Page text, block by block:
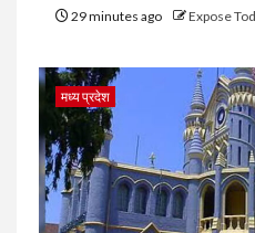
29 minutes ago Expose
मध्य प्रदेश